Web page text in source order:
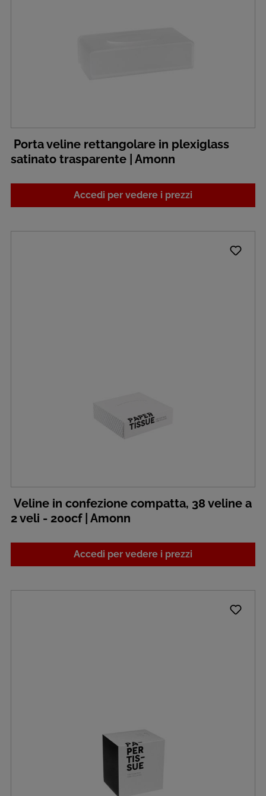
Porta veline rettangolare in plexiglass
satinato trasparente | Amonn
Accedi per vedere i prezzi
Veline in confezione compatta, 38 veline a
2 veli - 200cf | Amonn
Accedi per vedere i prezzi